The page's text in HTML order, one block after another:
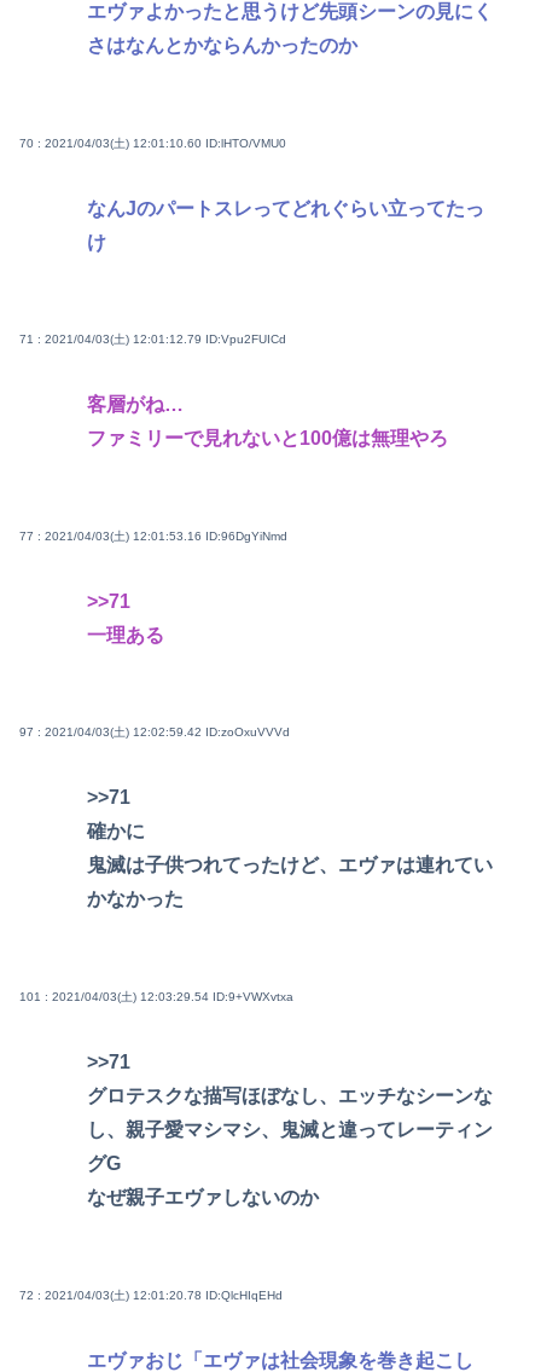
エヴァよかったと思うけど先頭シーンの見にく
さはなんとかならんかったのか
70 : 2021/04/03(土) 12:01:10.60 ID:lHTO/VMU0
なんJのパートスレってどれぐらい立ってたっ
け
71 : 2021/04/03(土) 12:01:12.79 ID:Vpu2FUICd
客層がね…
ファミリーで見れないと100億は無理やろ
77 : 2021/04/03(土) 12:01:53.16 ID:96DgYiNmd
>>71
一理ある
97 : 2021/04/03(土) 12:02:59.42 ID:zoOxuVVVd
>>71
確かに
鬼滅は子供つれてったけど、エヴァは連れてい
かなかった
101 : 2021/04/03(土) 12:03:29.54 ID:9+VWXvtxa
>>71
グロテスクな描写ほぼなし、エッチなシーンな
し、親子愛マシマシ、鬼滅と違ってレーティン
グG
なぜ親子エヴァしないのか
72 : 2021/04/03(土) 12:01:20.78 ID:QlcHIqEHd
エヴァおじ「エヴァは社会現象を巻き起こし